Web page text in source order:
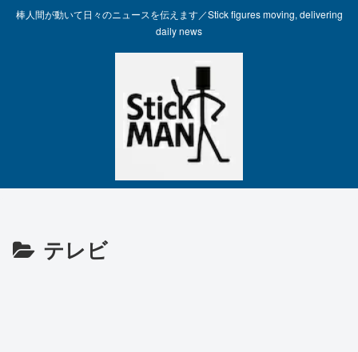
棒人間が動いて日々のニュースを伝えます／Stick figures moving, delivering
daily news
テレビ